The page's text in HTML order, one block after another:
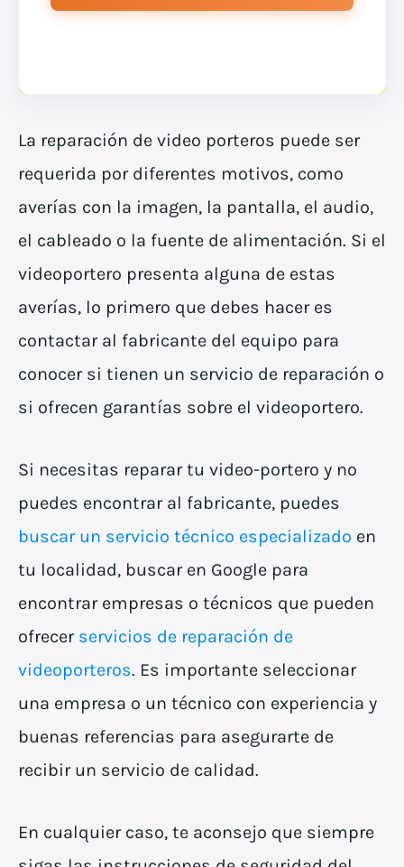
La reparación de video porteros puede ser
requerida por diferentes motivos, como
averías con la imagen, la pantalla, el audio,
el cableado o la fuente de alimentación. Si el
videoportero presenta alguna de estas
averías, lo primero que debes hacer es
contactar al fabricante del equipo para
conocer si tienen un servicio de reparación o
si ofrecen garantías sobre el videoportero.
Si necesitas reparar tu video-portero y no
puedes encontrar al fabricante, puedes
buscar un servicio técnico especializado en
tu localidad, buscar en Google para
encontrar empresas o técnicos que pueden
ofrecer servicios de reparación de
videoporteros. Es importante seleccionar
una empresa o un técnico con experiencia y
buenas referencias para asegurarte de
recibir un servicio de calidad.
En cualquier caso, te aconsejo que siempre